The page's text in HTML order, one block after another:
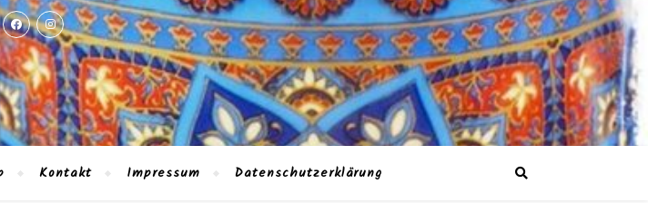
Kontakt Impressum Datenschutzerklärung